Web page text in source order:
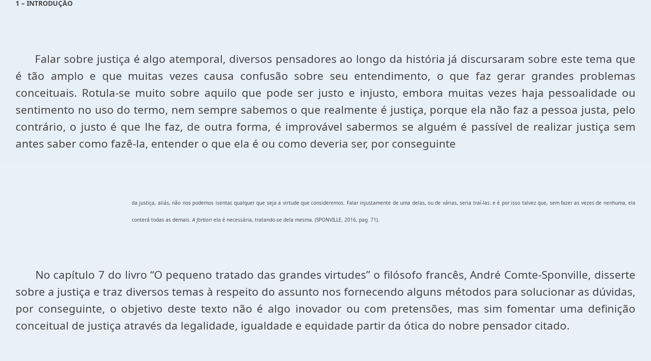
1 – INTRODUÇÃO
Falar sobre justiça é algo atemporal, diversos pensadores ao longo da história já discursaram sobre este tema que
é tão amplo e que muitas vezes causa confusão sobre seu entendimento, o que faz gerar grandes problemas
conceituais. Rotula-se muito sobre aquilo que pode ser justo e injusto, embora muitas vezes haja pessoalidade ou
sentimento no uso do termo, nem sempre sabemos o que realmente é justiça, porque ela não faz a pessoa justa, pelo
contrário, o justo é que lhe faz, de outra forma, é improvável sabermos se alguém é passível de realizar justiça sem
antes saber como fazê-la, entender o que ela é ou como deveria ser, por conseguinte
da justiça, aliás, não nos podemos isentar, qualquer que seja a virtude que consideremos. Falar injustamente de uma delas, ou de várias, seria traí-las. e é por isso talvez que, sem fazer as vezes de nenhuma, ela
conterá todas as demais.A fortiori ela é necessária, tratando-se dela mesma. (SPONVILLE, 2016, pag. 71).
No capítulo 7 do livro “O pequeno tratado das grandes virtudes” o filósofo francês, André Comte-Sponville, disserte
sobre a justiça e traz diversos temas à respeito do assunto nos fornecendo alguns métodos para solucionar as dúvidas,
por conseguinte, o objetivo deste texto não é algo inovador ou com pretensões, mas sim fomentar uma definição
conceitual de justiça através da legalidade, igualdade e equidade partir da ótica do nobre pensador citado.